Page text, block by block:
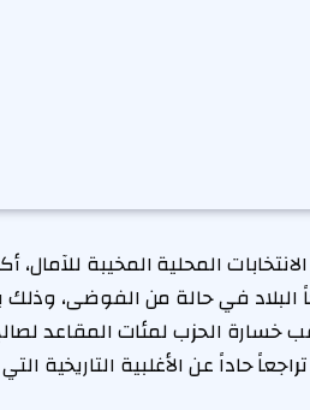
المحلية المخيبة للآمال،
البلاد في حالة من الفوضى،
خسارة الحزب لمئات المقاعد
حاداً عن الأغلبية